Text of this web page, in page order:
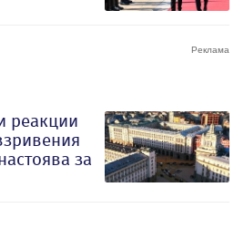
реакции
за